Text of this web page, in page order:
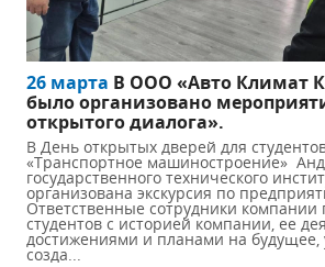
26 марта В ООО «Авто Климат
было организовано
открытого диалога».
В День открытых дверей для
«Транспортное машиностроение»
государственного технического
организована экскурсия по
Ответственные сотрудники компании
студентов с историей компании, ее
достижениями и планами на будущее,
созда...